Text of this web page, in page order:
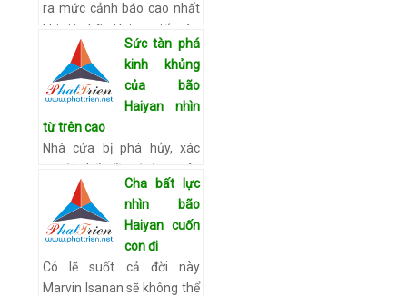
ra mức cảnh báo cao nhất
khi siêu bão Haiyan tiến vào
miền nam nước này và 7
thủy thủ trên một tàu chở
hàng được thông báo mất…
Sức tàn phá
kinh khủng
của bão
Haiyan nhìn
từ trên cao
Nhà cửa bị phá hủy, xác
người chết đầy đường, cây
cối bật gốc là những thảm
cảnh được ghi lại trong
những bức ảnh được chụp
từ trên cao tại vùng bị si…
Xem chi tiết
Cha bất lực
nhìn bão
Haiyan cuốn
con đi
Có lẽ suốt cả đời này
Marvin Isanan sẽ không thể